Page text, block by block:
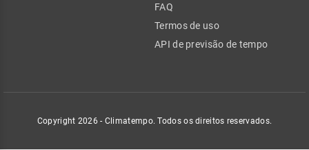
FAQ
Termos de uso
API de previsão de tempo
Copyright 2026 - Climatempo. Todos os direitos reservados.